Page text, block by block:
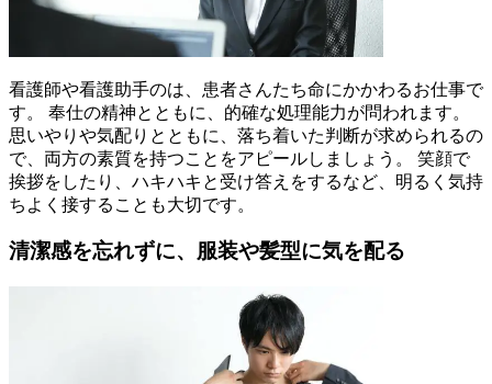
看護師や看護助手のは、患者さんたち命にかかわるお仕事で
す。 奉仕の精神とともに、的確な処理能力が問われます。
思いやりや気配りとともに、落ち着いた判断が求められるの
で、両方の素質を持つことをアピールしましょう。 笑顔で
挨拶をしたり、ハキハキと受け答えをするなど、明るく気持
ちよく接することも大切です。
清潔感を忘れずに、服装や髪型に気を配る